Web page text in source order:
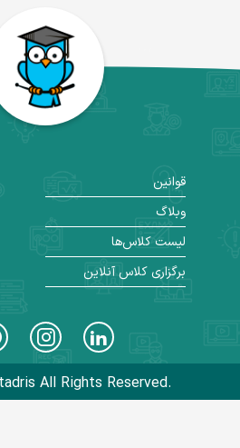
قوانین
وبلاگ
لیست کلاس‌ها
برگزاری کلاس آنلاین
All Rights Reserved.